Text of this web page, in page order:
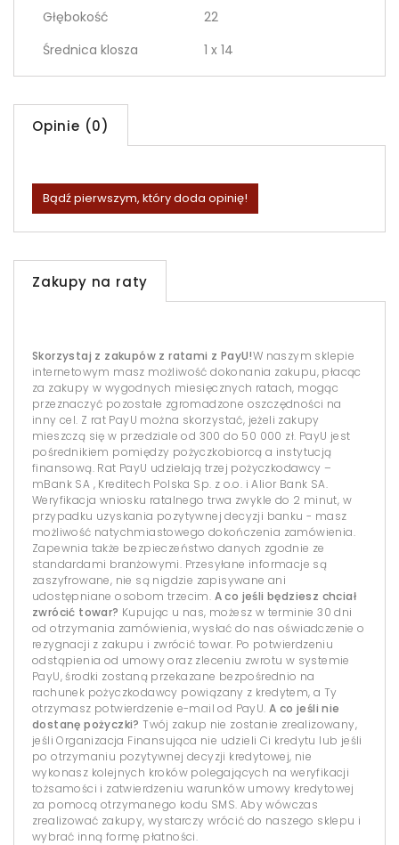
Głębokość
22
Średnica klosza
1 x 14
Opinie (0)
Bądź pierwszym, który doda opinię!
Zakupy na raty
Skorzystaj z zakupów z ratami z PayU!W naszym sklepie
internetowym masz możliwość dokonania zakupu, płacąc
za zakupy w wygodnych miesięcznych ratach, mogąc
przeznaczyć pozostałe zgromadzone oszczędności na
inny cel. Z rat PayU można skorzystać, jeżeli zakupy
mieszczą się w przedziale od 300 do 50 000 zł. PayU jest
pośrednikiem pomiędzy pożyczkobiorcą a instytucją
finansową. Rat PayU udzielają trzej pożyczkodawcy –
mBank SA , Kreditech Polska Sp. z o.o. i Alior Bank SA.
Weryfikacja wniosku ratalnego trwa zwykle do 2 minut, w
przypadku uzyskania pozytywnej decyzji banku - masz
możliwość natychmiastowego dokończenia zamówienia.
Zapewnia także bezpieczeństwo danych zgodnie ze
standardami branżowymi. Przesyłane informacje są
zaszyfrowane, nie są nigdzie zapisywane ani
udostępniane osobom trzecim. A co jeśli będziesz chciał
zwrócić towar? Kupując u nas, możesz w terminie 30 dni
od otrzymania zamówienia, wysłać do nas oświadczenie o
rezygnacji z zakupu i zwrócić towar. Po potwierdzeniu
odstąpienia od umowy oraz zleceniu zwrotu w systemie
PayU, środki zostaną przekazane bezpośrednio na
rachunek pożyczkodawcy powiązany z kredytem, a Ty
otrzymasz potwierdzenie e-mail od PayU. A co jeśli nie
dostanę pożyczki? Twój zakup nie zostanie zrealizowany,
jeśli Organizacja Finansująca nie udzieli Ci kredytu lub jeśli
po otrzymaniu pozytywnej decyzji kredytowej, nie
wykonasz kolejnych kroków polegających na weryfikacji
tożsamości i zatwierdzeniu warunków umowy kredytowej
za pomocą otrzymanego kodu SMS. Aby wówczas
zrealizować zakupy, wystarczy wrócić do naszego sklepu i
wybrać inną formę płatności.